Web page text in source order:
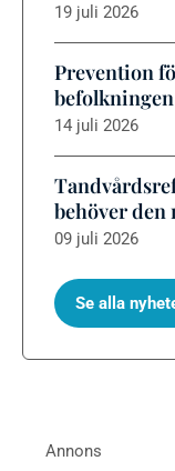
19 juli 2026
Prevention
befolkningen
14 juli 2026
behöver den
09 juli 2026
Se alla